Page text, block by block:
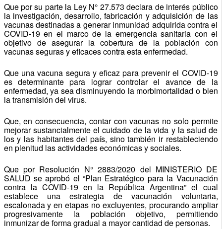
Que por su parte la Ley N° 27.573 declara de interés público
la investigación, desarrollo, fabricación y adquisición de las
vacunas destinadas a generar inmunidad adquirida contra el
COVID-19 en el marco de la emergencia sanitaria con el
objetivo de asegurar la cobertura de la población con
vacunas seguras y eficaces contra esta enfermedad.
Que una vacuna segura y eficaz para prevenir el COVID-19
es determinante para lograr controlar el avance de la
enfermedad, ya sea disminuyendo la morbimortalidad o bien
la transmisión del virus.
Que, en consecuencia, contar con vacunas no solo permite
mejorar sustancialmente el cuidado de la vida y la salud de
los y las habitantes del país, sino también ir restableciendo
en plenitud las actividades económicas y sociales.
Que por Resolución N° 2883/2020 del MINISTERIO DE
SALUD se aprobó el “Plan Estratégico para la Vacunación
contra la COVID-19 en la República Argentina” el cual
establece una estrategia de vacunación voluntaria,
escalonada y en etapas no excluyentes, procurando ampliar
progresivamente la población objetivo, permitiendo
inmunizar de forma gradual a mayor cantidad de personas.